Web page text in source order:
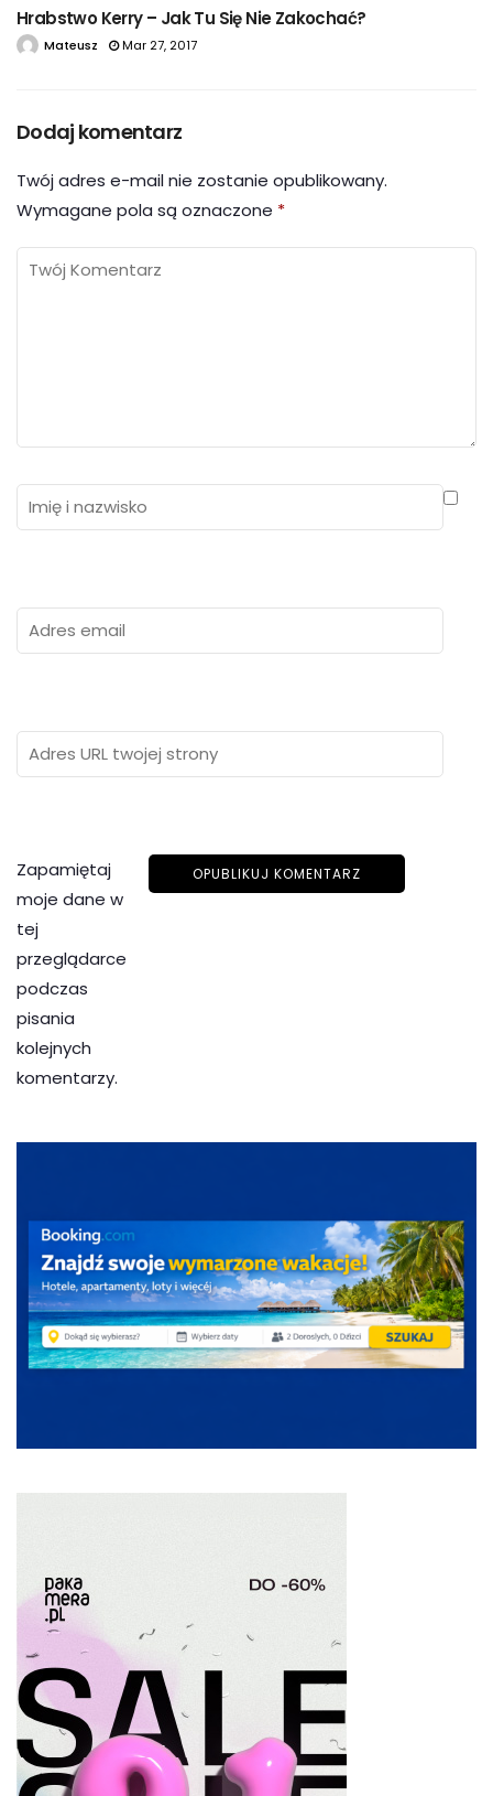
Hrabstwo Kerry – Jak Tu Się Nie Zakochać?
Mateusz Mar 27, 2017
Dodaj komentarz
Twój adres e-mail nie zostanie opublikowany.
Wymagane pola są oznaczone *
Zapamiętaj
moje dane w
tej
przeglądarce
podczas
pisania
kolejnych
komentarzy.